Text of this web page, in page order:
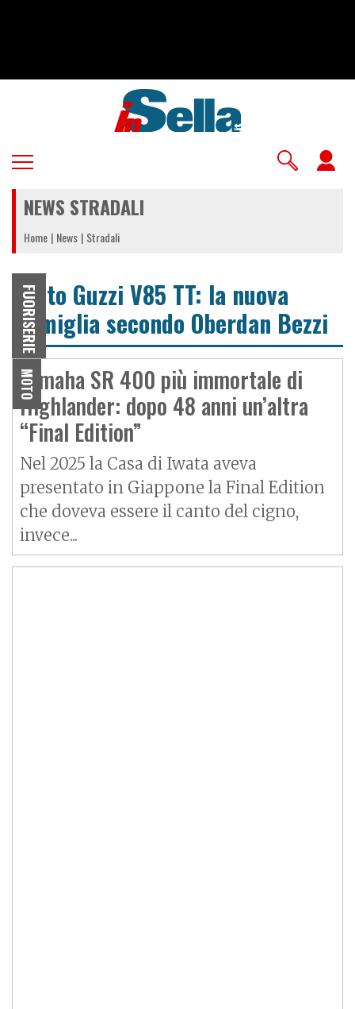
NEWS STRADALI
Home News Stradali
FUORISERIE
Moto Guzzi V85 TT: la nuova
famiglia secondo Oberdan Bezzi
MOTO
Yamaha SR 400 più immortale di
Highlander: dopo 48 anni un’altra
“Final Edition”
Nel 2025 la Casa di Iwata aveva
presentato in Giappone la Final Edition
che doveva essere il canto del cigno,
invece...